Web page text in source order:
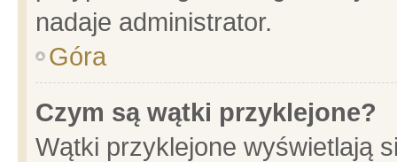
nadaje administrator.
Góra
Czym są wątki przyklejone?
Wątki przyklejone wyświetlają